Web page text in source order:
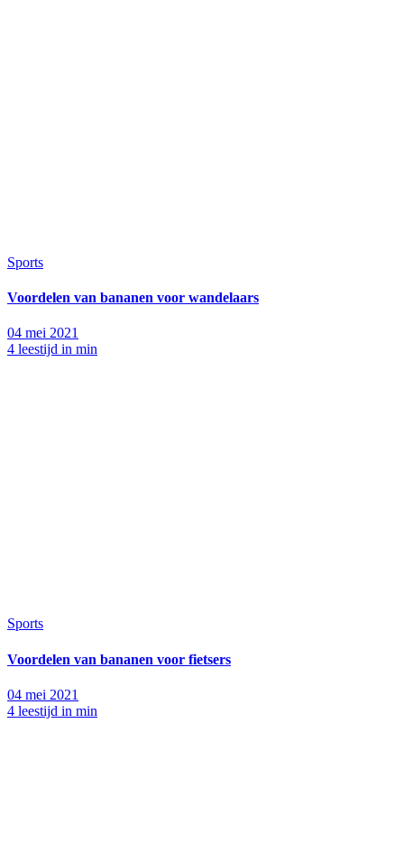
Sports
Voordelen van bananen voor wandelaars
04 mei 2021
4 leestijd in min
Sports
Voordelen van bananen voor fietsers
04 mei 2021
4 leestijd in min